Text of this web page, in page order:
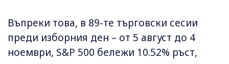
Въпреки това, в 89-те търговски сесии
преди изборния ден – от 5 август до 4
ноември, S&P 500 бележи 10.52% ръст,